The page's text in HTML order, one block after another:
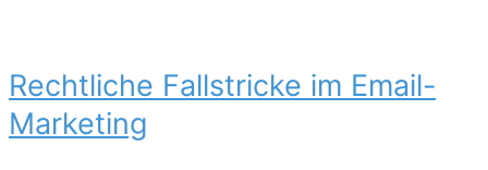
Rechtliche Fallstricke im Email-
Marketing